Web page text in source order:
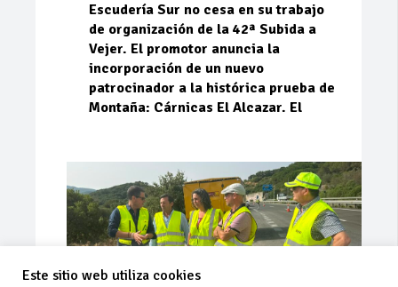
Escudería Sur no cesa en su trabajo
de organización de la 42ª Subida a
Vejer. El promotor anuncia la
incorporación de un nuevo
patrocinador a la histórica prueba de
Montaña: Cárnicas El Alcazar. El
Este sitio web utiliza cookies